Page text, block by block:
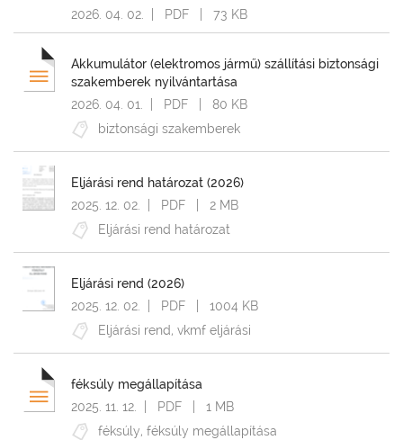
KATEGÓRIA
vizsgaszabályzat
felhasználói
kézikönyv
képzési
program
gyakorló
tesztek
vizsgakérdések
vizsgakérdések
vizsgák
kiadványok
2026. 04. 02.
| PDF | 73 KB
Akkumulátor (elektromos jármű) szállítási biztonsági
szakemberek nyilvántartása
2026. 04. 01.
| PDF | 80 KB
biztonsági szakemberek
Eljárási rend határozat (2026)
2025. 12. 02.
| PDF | 2 MB
Eljárási rend határozat
Eljárási rend (2026)
2025. 12. 02.
| PDF | 1004 KB
Eljárási rend, vkmf eljárási
féksúly megállapítása
2025. 11. 12.
| PDF | 1 MB
féksúly, féksúly megállapítása